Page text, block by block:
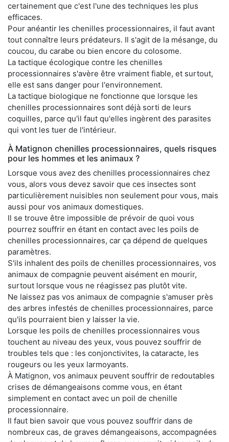
certainement que c'est l'une des techniques les plus
efficaces.
Pour anéantir les chenilles processionnaires, il faut avant
tout connaître leurs prédateurs. Il s'agit de la mésange, du
coucou, du carabe ou bien encore du colosome.
La tactique écologique contre les chenilles
processionnaires s'avère être vraiment fiable, et surtout,
elle est sans danger pour l'environnement.
La tactique biologique ne fonctionne que lorsque les
chenilles processionnaires sont déjà sorti de leurs
coquilles, parce qu'il faut qu'elles ingèrent des parasites
qui vont les tuer de l'intérieur.
À Matignon chenilles processionnaires, quels risques
pour les hommes et les animaux ?
Lorsque vous avez des chenilles processionnaires chez
vous, alors vous devez savoir que ces insectes sont
particulièrement nuisibles non seulement pour vous, mais
aussi pour vos animaux domestiques.
Il se trouve être impossible de prévoir de quoi vous
pourrez souffrir en étant en contact avec les poils de
chenilles processionnaires, car ça dépend de quelques
paramètres.
S'ils inhalent des poils de chenilles processionnaires, vos
animaux de compagnie peuvent aisément en mourir,
surtout lorsque vous ne réagissez pas plutôt vite.
Ne laissez pas vos animaux de compagnie s'amuser près
des arbres infestés de chenilles processionnaires, parce
qu'ils pourraient bien y laisser la vie.
Lorsque les poils de chenilles processionnaires vous
touchent au niveau des yeux, vous pouvez souffrir de
troubles tels que : les conjonctivites, la cataracte, les
rougeurs ou les yeux larmoyants.
À Matignon, vos animaux peuvent souffrir de redoutables
crises de démangeaisons comme vous, en étant
simplement en contact avec un poil de chenille
processionnaire.
Il faut bien savoir que vous pouvez souffrir dans de
nombreux cas, de graves démangeaisons, accompagnées